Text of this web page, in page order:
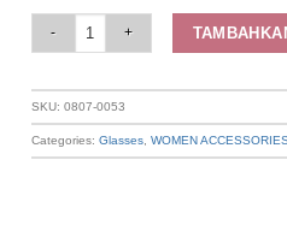
SKU:0807-0053
Categories:Glasses ,WOMEN ACCESSORIES